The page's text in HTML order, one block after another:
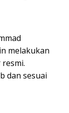
melakukan
dan sesuai